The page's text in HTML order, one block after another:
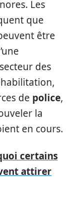
Les
que
être
des
de police,
la
en cours.
certains
attirer